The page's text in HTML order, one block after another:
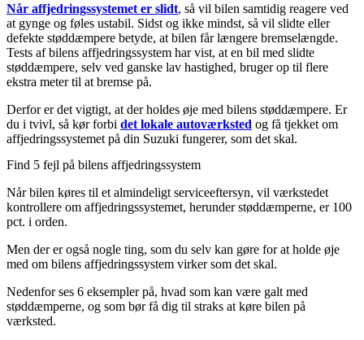
Når affjedringssystemet er slidt, så vil bilen samtidig reagere ved
at gynge og føles ustabil. Sidst og ikke mindst, så vil slidte eller
defekte støddæmpere betyde, at bilen får længere bremselængde.
Tests af bilens affjedringssystem har vist, at en bil med slidte
støddæmpere, selv ved ganske lav hastighed, bruger op til flere
ekstra meter til at bremse på.
Derfor er det vigtigt, at der holdes øje med bilens støddæmpere. Er
du i tvivl, så kør forbi det lokale autoværksted og få tjekket om
affjedringssystemet på din Suzuki fungerer, som det skal.
Find 5 fejl på bilens affjedringssystem
Når bilen køres til et almindeligt serviceeftersyn, vil værkstedet
kontrollere om affjedringssystemet, herunder støddæmperne, er 100
pct. i orden.
Men der er også nogle ting, som du selv kan gøre for at holde øje
med om bilens affjedringssystem virker som det skal.
Nedenfor ses 6 eksempler på, hvad som kan være galt med
støddæmperne, og som bør få dig til straks at køre bilen på
værksted.